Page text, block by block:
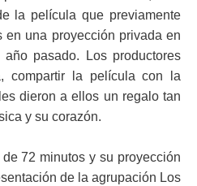
la película que previamente
en una proyección privada en
pasado. Los productores
compartir la película con la
dieron a ellos un regalo tan
y su corazón.
72 minutos y su proyección
de la agrupación Los